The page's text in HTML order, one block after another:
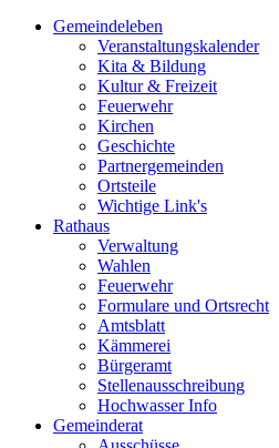
Gemeindeleben
Veranstaltungskalender
Kita & Bildung
Kultur & Freizeit
Feuerwehr
Kirchen
Geschichte
Partnergemeinden
Ortsteile
Wichtige Link's
Rathaus
Verwaltung
Wahlen
Feuerwehr
Formulare und Ortsrecht
Amtsblatt
Kämmerei
Bürgeramt
Stellenausschreibung
Hochwasser Info
Gemeinderat